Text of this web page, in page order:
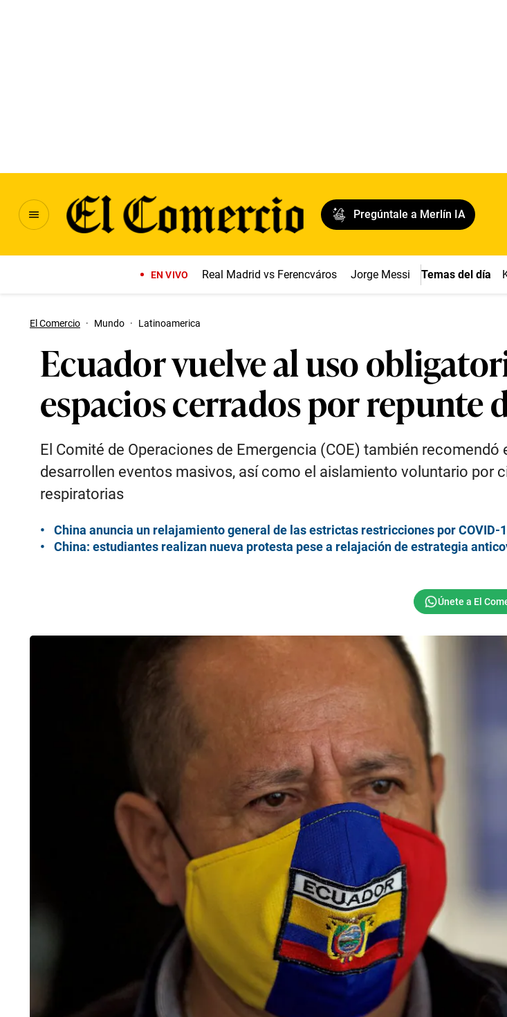
Pregúntale a Merlín IA
EN VIVO Real Madrid vs Ferencváros Jorge Messi Temas del día
El Comercio · Mundo · Latinoamerica
Ecuador vuelve al uso
espacios cerrados por repunte
El Comité de Operaciones de Emergencia (COE) también
desarrollen eventos masivos, así como el aislamiento voluntario por
respiratorias
China anuncia un relajamiento general de las estrictas restricciones por COVID-
China: estudiantes realizan nueva protesta pese a relajación de estrategia